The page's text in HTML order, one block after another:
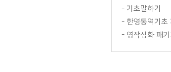
- 기초말하기
- 한영통역기초
- 영작심화 패키